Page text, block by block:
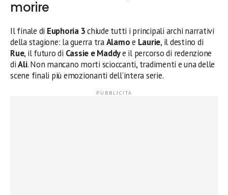
morire
Il finale di Euphoria 3chiude tutti i principali archi narrativi
della stagione: la guerra traAlamoe Laurie, il destino di
Rue, il futuro di Cassie e Maddye il percorso di redenzione
diAli. Non mancano morti scioccanti, tradimenti e una delle
scene finali più emozionanti dell’intera serie.